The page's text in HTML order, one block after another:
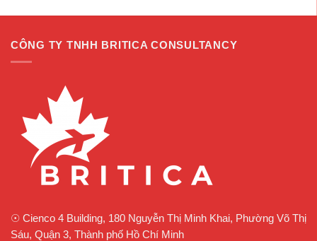
CÔNG TY TNHH BRITICA CONSULTANCY
☉ Cienco 4 Building, 180 Nguyễn Thị Minh Khai, Phường Võ Thị
Sáu, Quận 3, Thành phố Hồ Chí Minh